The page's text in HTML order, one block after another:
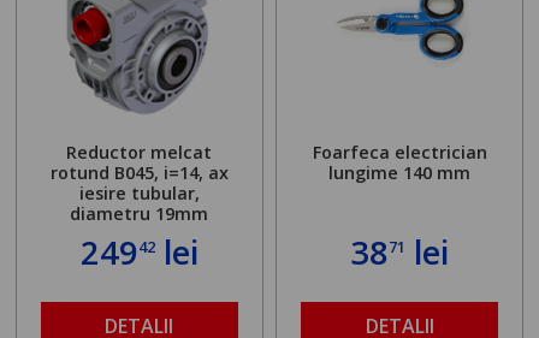
Reductor melcat
rotund B045, i=14, ax
iesire tubular,
diametru 19mm
24942lei
DETALII
Foarfeca electrician
lungime 140 mm
3871 lei
DETALII